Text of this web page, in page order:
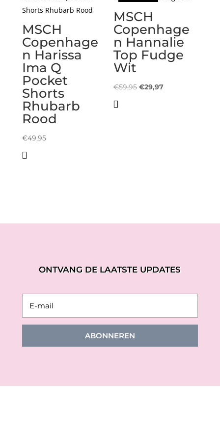
MSCH
Copenhage
n Harissa
Ima Q
Pocket
Shorts
Rhubarb
Rood
€49,95
MSCH
Copenhage
n Hannalie
Top Fudge
Wit
€59,95 Oorspronkelijke
€29,97Huidige
ONTVANG DE LAATSTE UPDATES
ABONNEREN